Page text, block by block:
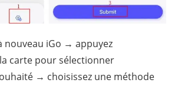
nouveau iGo → appuyez
carte pour sélectionner
→ choisissez une méthode